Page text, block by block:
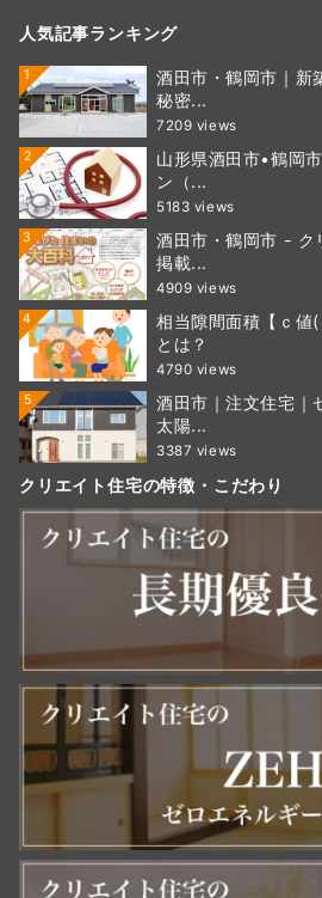
人気記事ランキング
1
酒田市・鶴岡市｜新
秘密...
7209 views
2
山形県酒田市•鶴岡
ン（...
5183 views
3
酒田市・鶴岡市 - ク
掲載...
4909 views
4
相当隙間面積【ｃ値
とは？
4790 views
5
酒田市｜注文住宅｜
太陽...
3387 views
クリエイト住宅の特徴・こだわり